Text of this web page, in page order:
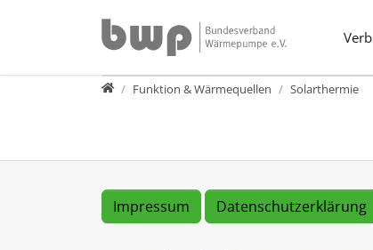
Verbraucher
Funktion & Wärmequellen Solarthermie
Impressum Datenschutzerklärung